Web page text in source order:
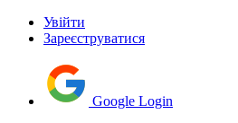
Увійти
Зареєструватися
Google Login